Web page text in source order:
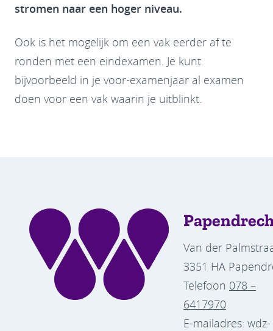
stromen naar een hoger niveau.
Ook is het mogelijk om een vak eerder af te
ronden met een eindexamen. Je kunt
bijvoorbeeld in je voor-examenjaar al examen
doen voor een vak waarin je uitblinkt.
Van der
3351 HA
Telefoon 078 –
6417970
E-mailadres: wdz-